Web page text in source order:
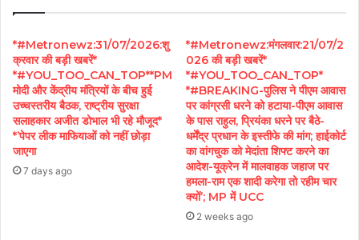
*#Metronewz:31/07/2026:शु
क्रवार की बड़ी खबरें*
*#YOU_TOO_CAN_TOP**PM
मोदी और केंद्रीय मंत्रियों के बीच हुई
उच्चस्तरीय बैठक, राष्ट्रीय सुरक्षा
सलाहकार अजीत डोभाल भी रहे मौजूद*
*’पेपर लीक माफियाओं को नहीं छोड़ा
जाएगा
7 days ago
*#Metronewz:मंगलवार:21/07/2
026 की बड़ी खबरें*
*#YOU_TOO_CAN_TOP*
*#BREAKING-पुलिस ने पीएम आवास
पर कांग्रसी धरने को हटाया-पीएम आवास
के पास राहुल, प्रियंका धरने पर बैठे-
धर्मेंद्र प्रधान के इस्तीफे की मांग; हाईकोर्ट
का वांगचुक को मेदांता शिफ्ट करने का
आदेश-यूक्रेन में मालवाहक जहाज पर
हमला-राम एक शादी करेगा तो रहीम चार
क्यों’; MP में UCC
2 weeks ago